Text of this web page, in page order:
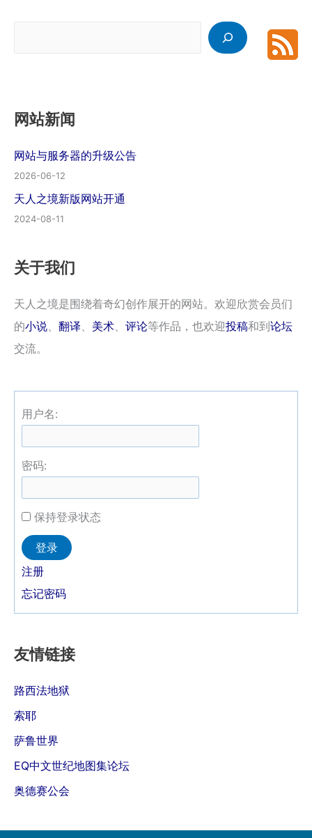
网站新闻
网站与服务器的升级公告
2026-06-12
天人之境新版网站开通
2024-08-11
关于我们
天人之境是围绕着奇幻创作展开的网站。欢迎欣赏会员们
的小说、 翻译、 美术、 评论等作品，也欢迎投稿和到论坛
交流。
用户名:
密码:
保持登录状态
Alternative:
登录
注册
忘记密码
友情链接
路西法地狱
索耶
萨鲁世界
EQ中文世纪地图集论坛
奥德赛公会